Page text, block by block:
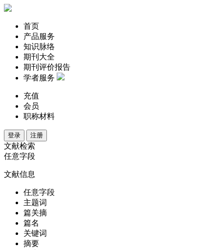
首页
产品服务
知识脉络
期刊大全
期刊评价报告
学者服务
充值
会员
职称材料
登录 注册
文献检索
任意字段
文献信息
任意字段
主题词
篇关摘
篇名
关键词
摘要